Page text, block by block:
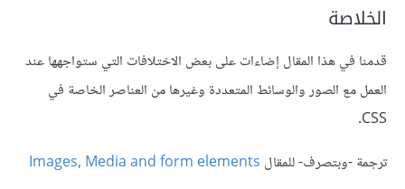
الخلاصة
قدمنا في هذا المقال إضاءات على بعض الاختلافات التي ستواجهها عند
العمل مع الصور والوسائط المتعددة وغيرها من العناصر الخاصة في
CSS.
ترجمة -وبتصرف- للمقال Images, Media and form elements